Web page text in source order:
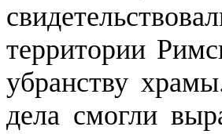
территории
убранству
дела смогли